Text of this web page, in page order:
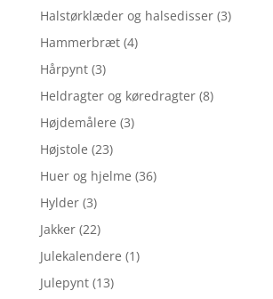
Halstørklæder og halsedisser (3)
Hammerbræt (4)
Hårpynt (3)
Heldragter og køredragter (8)
Højdemålere (3)
Højstole (23)
Huer og hjelme (36)
Hylder (3)
Jakker (22)
Julekalendere (1)
Julepynt (13)